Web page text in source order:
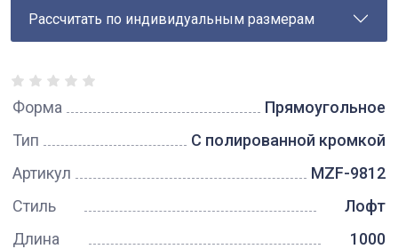
Рассчитать по индивидуальным размерам
Форма
Прямоугольное
Тип
С полированной кромкой
Артикул
MZF-9812
Стиль
Лофт
Длина
1000